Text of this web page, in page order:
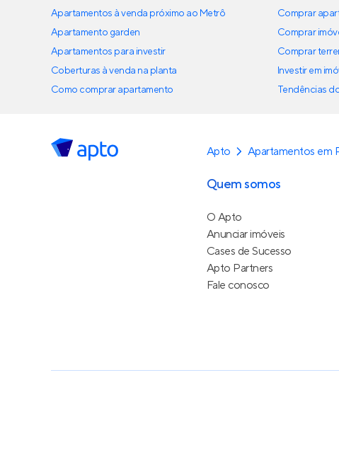
Apartamentos à venda próximo ao Metrô
Apartamento garden
Apartamentos para investir
Coberturas à venda na planta
Como comprar apartamento
Comprar
Comprar
Comprar
Investir em
Tendências
Apto Apartamentos em
Quem somos
O Apto
Anunciar imóveis
Cases de Sucesso
Apto Partners
Fale conosco